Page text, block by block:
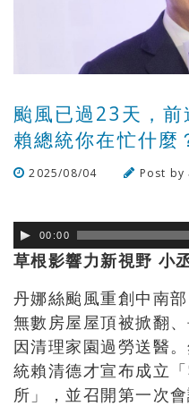
颱風已過23天，前
賴總統你在忙什麼
2025/08/04 Post by
00:00
草根影響力新視野 小
丹娜絲颱風重創中南
無數房屋屋頂被掀翻
因清理家園過勞送醫
統賴清德才宣布成立
所」，並召開第一次